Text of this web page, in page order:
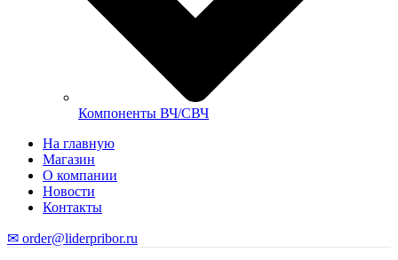
Компоненты ВЧ/СВЧ
На главную
Магазин
О компании
Новости
Контакты
✉ order@liderpribor.ru